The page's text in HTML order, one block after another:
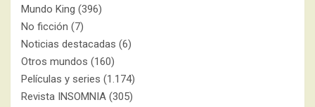
Mundo King (396)
No ficción (7)
Noticias destacadas (6)
Otros mundos (160)
Películas y series (1.174)
Revista INSOMNIA (305)